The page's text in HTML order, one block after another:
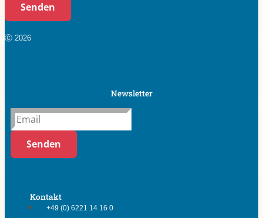
Senden
Ⓒ 2026
Newsletter
Senden
Kontakt
+49 (0) 6221 14 16 0